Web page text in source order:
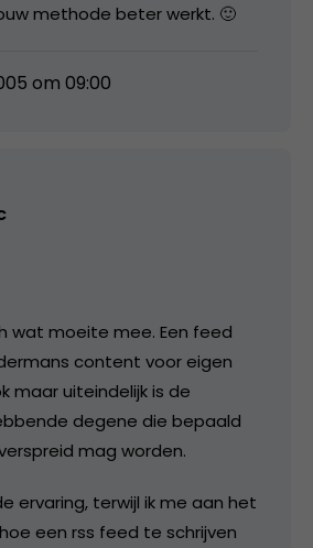
methode beter werkt. 🙂
om 09:00
wat moeite mee. Een feed
content voor eigen
maar uiteindelijk is de
degene die bepaald
mag worden.
ervaring, terwijl ik me aan het
een rss feed te schrijven